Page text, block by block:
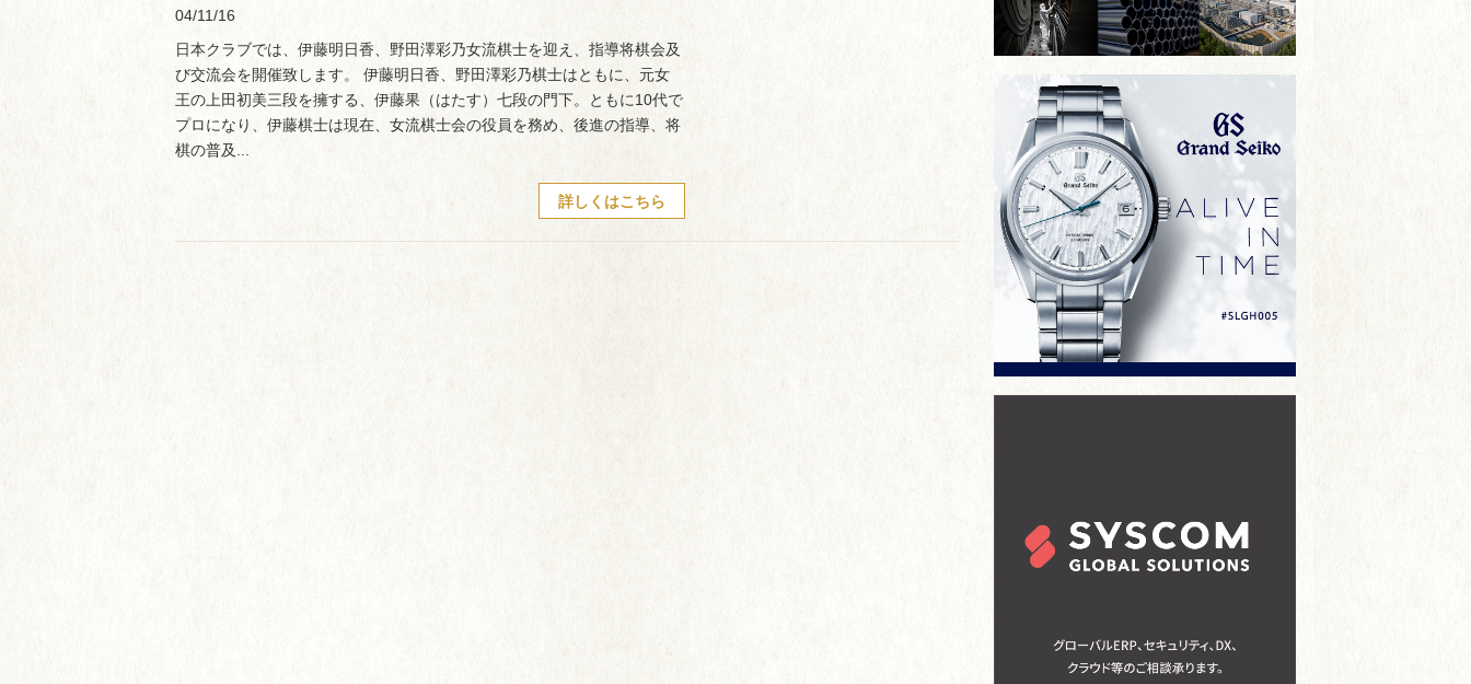
04/11/16
日本クラブでは、伊藤明日香、野田澤彩乃女流棋士を迎え、指導将棋会及
び交流会を開催致します。 伊藤明日香、野田澤彩乃棋士はともに、元女
王の上田初美三段を擁する、伊藤果（はたす）七段の門下。ともに10代で
プロになり、伊藤棋士は現在、女流棋士会の役員を務め、後進の指導、将
棋の普及...
詳しくはこちら